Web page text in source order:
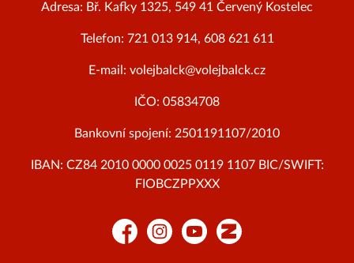
Adresa: Bř. Kafky 1325, 549 41 Červený Kostelec
Telefon: 721 013 914, 608 621 611
E-mail: volejbalck@volejbalck.cz
IČO: 05834708
Bankovní spojení: 2501191107/2010
IBAN: CZ84 2010 0000 0025 0119 1107 BIC/SWIFT:
FIOBCZPPXXX
FacebookInstagramYouTubeZonerama